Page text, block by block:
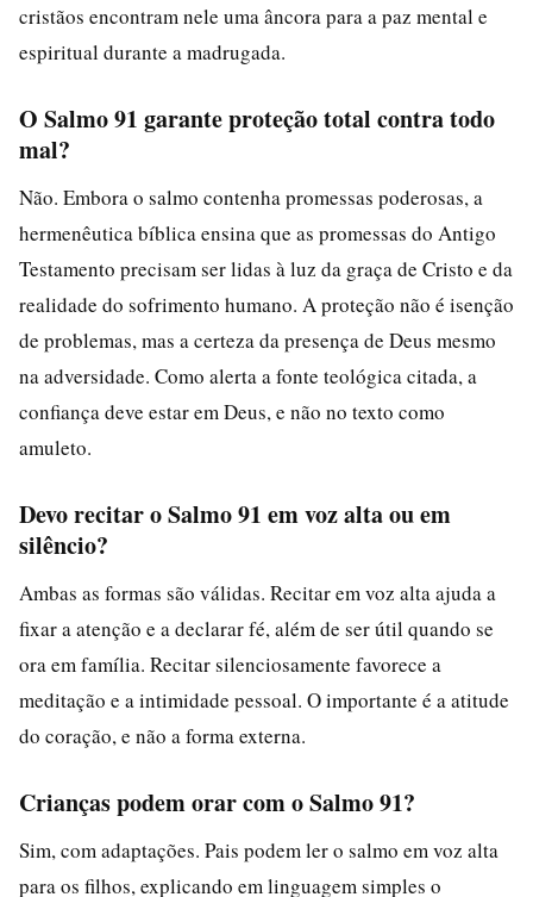
cristãos encontram nele uma âncora para a paz mental e
espiritual durante a madrugada.
O Salmo 91 garante proteção total contra todo
mal?
Não. Embora o salmo contenha promessas poderosas, a
hermenêutica bíblica ensina que as promessas do Antigo
Testamento precisam ser lidas à luz da graça de Cristo e da
realidade do sofrimento humano. A proteção não é isenção
de problemas, mas a certeza da presença de Deus mesmo
na adversidade. Como alerta a fonte teológica citada, a
confiança deve estar em Deus, e não no texto como
amuleto.
Devo recitar o Salmo 91 em voz alta ou em
silêncio?
Ambas as formas são válidas. Recitar em voz alta ajuda a
fixar a atenção e a declarar fé, além de ser útil quando se
ora em família. Recitar silenciosamente favorece a
meditação e a intimidade pessoal. O importante é a atitude
do coração, e não a forma externa.
Crianças podem orar com o Salmo 91?
Sim, com adaptações. Pais podem ler o salmo em voz alta
para os filhos, explicando em linguagem simples o